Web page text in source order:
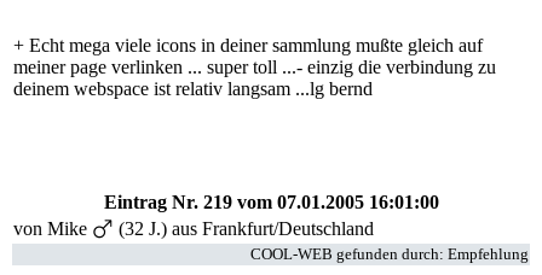
+ Echt mega viele icons in deiner sammlung mußte gleich auf
meiner page verlinken ... super toll ...- einzig die verbindung zu
deinem webspace ist relativ langsam ...lg bernd
Eintrag Nr. 219vom 07.01.2005 16:01:00
von Mike
(32 J.) aus Frankfurt/Deutschland
COOL-WEB gefunden durch: Empfehlung